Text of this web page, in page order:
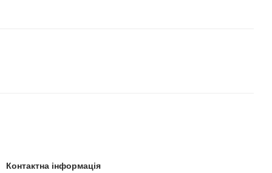
Контактна інформація